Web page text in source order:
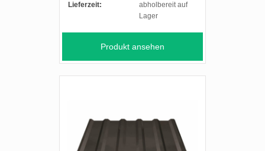
Lieferzeit:
abholbereit auf
Lager
Produkt ansehen